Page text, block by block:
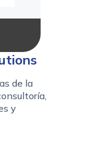
de la
y